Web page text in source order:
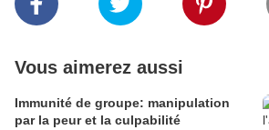
Vous aimerez aussi
Immunité de groupe: manipulation
par la peur et la culpabilité